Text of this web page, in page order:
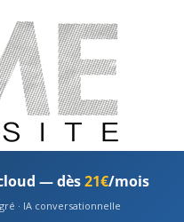
— dès21€/mois
· IA conversationnelle